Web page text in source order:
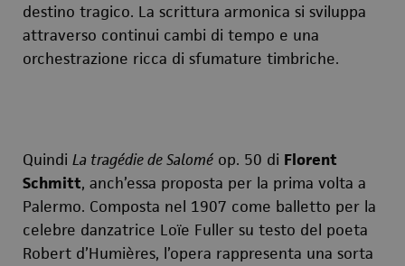
destino tragico. La scrittura armonica si sviluppa
attraverso continui cambi di tempo e una
orchestrazione ricca di sfumature timbriche.
Quindi La tragédie de Salomé op. 50 di Florent
Schmitt, anch’essa proposta per la prima volta a
Palermo. Composta nel 1907 come balletto per la
celebre danzatrice Loïe Fuller su testo del poeta
Robert d’Humières, l’opera rappresenta una sorta